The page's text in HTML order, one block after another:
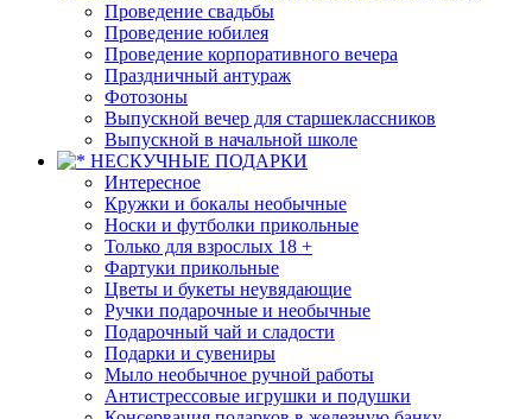
Проведение свадьбы
Проведение юбилея
Проведение корпоративного вечера
Праздничный антураж
Фотозоны
Выпускной вечер для старшеклассников
Выпускной в начальной школе
НЕСКУЧНЫЕ ПОДАРКИ
Интересное
Кружки и бокалы необычные
Носки и футболки прикольные
Только для взрослых 18 +
Фартуки прикольные
Цветы и букеты неувядающие
Ручки подарочные и необычные
Подарочный чай и сладости
Подарки и сувениры
Мыло необычное ручной работы
Антистрессовые игрушки и подушки